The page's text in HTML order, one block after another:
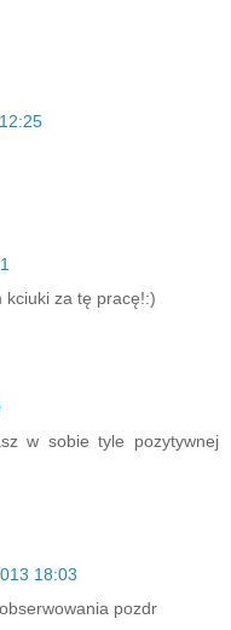
kciuki za tę pracę!:)
w sobie tyle pozytywnej
18:03
pozdr